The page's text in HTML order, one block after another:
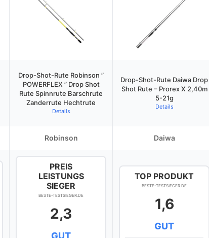
Drop-Shot-Rute Robinson ”
POWERFLEX ” Drop Shot
Rute Spinnrute Barschrute
Zanderrute Hechtrute
Details
Drop-Shot-Rute Daiwa Drop
Shot Rute – Prorex X 2,40m
5-21g
Details
Robinson Daiwa
PREIS
LEISTUNGS
SIEGER
BESTE-TESTSIEGER.DE
2,3
GUT
TOP PRODUKT
BESTE-TESTSIEGER.DE
1,6
GUT